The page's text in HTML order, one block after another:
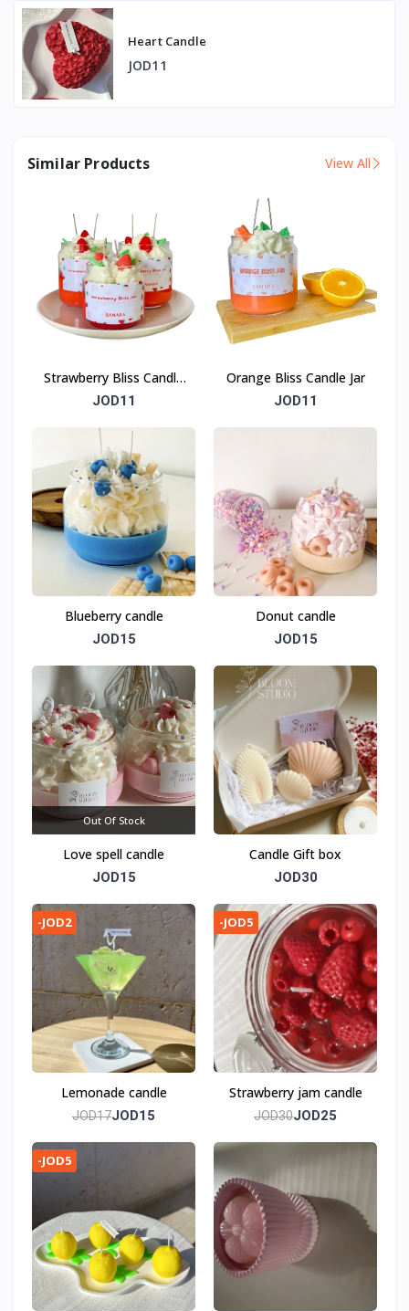
Heart Candle
JOD11
Similar Products View All
Strawberry Bliss Candle
Jar
JOD11
Orange Bliss Candle Jar
JOD11
Blueberry candle
JOD15
Donut candle
JOD15
Out Of Stock
Love spell candle
JOD15
Candle Gift box
JOD30
-JOD2
Lemonade candle
JOD17JOD15
-JOD5
Strawberry jam candle
JOD30JOD25
-JOD5